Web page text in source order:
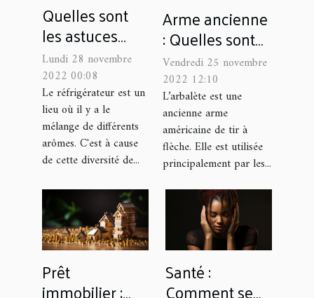
Quelles sont
les astuces
pour avoir une
bonne odeur
dans son
réfrigérateur ?
Lundi 28 novembre
2022 00:08
Le réfrigérateur est un
lieu où il y a le
mélange de différents
arômes. C'est à cause
de cette diversité de...
Arme ancienne
: Quelles sont
les
caractéristiques
d’une arbalète
à poulies ?
Vendredi 25 novembre
2022 12:10
L’arbalète est une
ancienne arme
américaine de tir à
flèche. Elle est utilisée
principalement par les...
Prêt
immobilier :
Santé :
Comment se